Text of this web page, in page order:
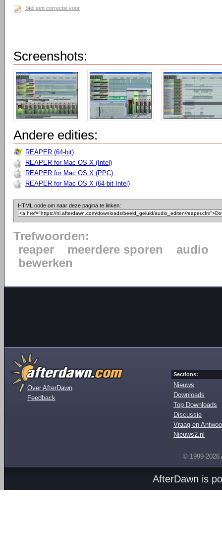
Stel een correctie voor
Screenshots:
Andere edities:
REAPER (64-bit)
REAPER for Mac OS X (Intel)
REAPER for Mac OS X (PPC)
REAPER for Mac OS X (64-bit Intel)
HTML code om naar deze pagina te linken:
Trefwoorden:
reaper
meerdere sporen
audio
bewerken
Over AfterDawn
Feedback
Sections:
Nieuws
Downloads
Top Downloads
Discussie
Vraag en
Nieuws2.nl
© 1999-2026
AfterDawn is